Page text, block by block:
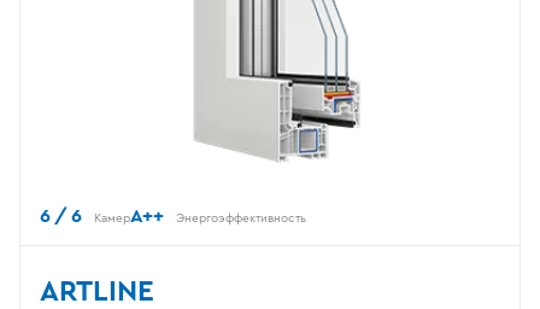
6 / 6 КамерA++ Энергоэффективность
ARTLINE